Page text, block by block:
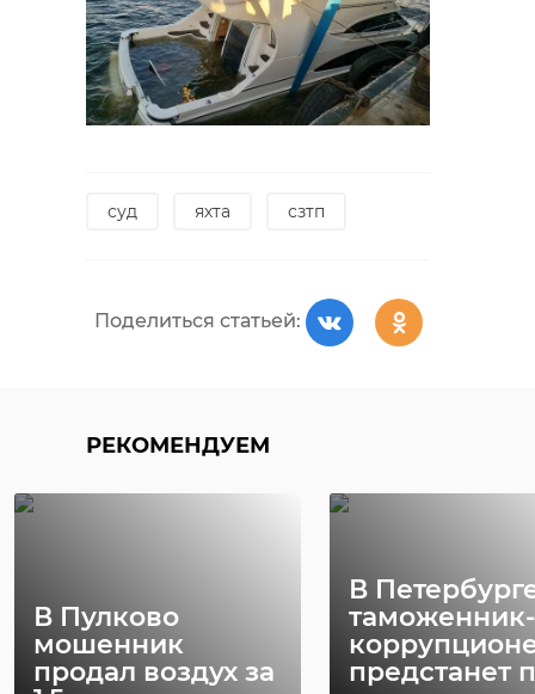
суд яхта сзтп
Поделиться статьей:
РЕКОМЕНДУЕМ
В Пулково
мошенник
продал воздух за
В
таможенник-
предстанет